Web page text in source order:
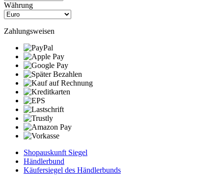
Währung
Zahlungsweisen
Shopauskunft Siegel
Händlerbund
Käufersiegel des Händlerbunds